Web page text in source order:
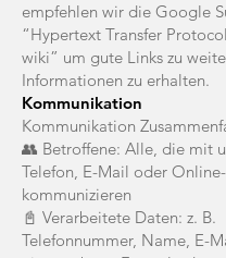
empfehlen wir die Google
“Hypertext Transfer
wiki” um gute Links zu
Informationen zu erhalten.
Kommunikation
Kommunikation
👥 Betroffene: Alle, die mit
Telefon, E-Mail oder
kommunizieren
📓 Verarbeitete Daten: z. B.
Telefonnummer, Name, E-